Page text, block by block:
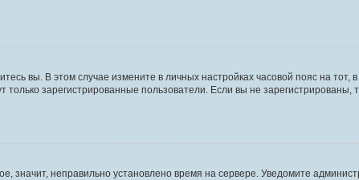
вы. В этом случае измените в личных настройках часовой пояс на тот,
только зарегистрированные пользователи. Если вы не зарегистрированы,
значит, неправильно установлено время на сервере. Уведомите